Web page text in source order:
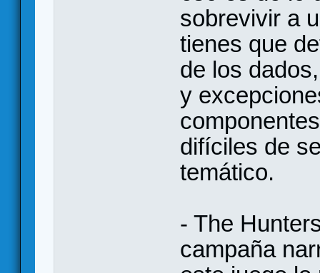
sobrevivir a
tienes que
de los
y
difíciles de
temático.
- The
campaña